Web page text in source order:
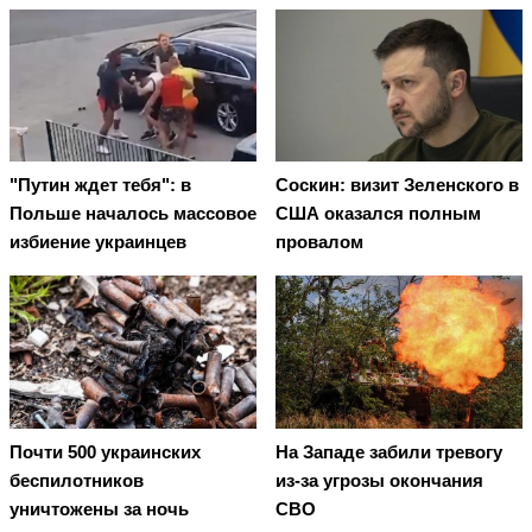
"Путин ждет тебя": в
Польше началось массовое
избиение украинцев
Соскин: визит Зеленского в
США оказался полным
провалом
Почти 500 украинских
беспилотников
уничтожены за ночь
На Западе забили тревогу
из-за угрозы окончания
СВО